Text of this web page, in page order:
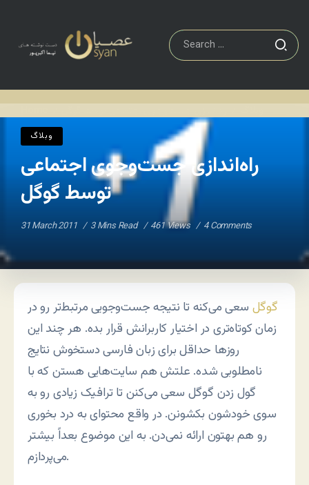
وبلاگ
راه‌اندازی جست‌وجوی اجتماعی
توسط گوگل
31 March 2011 3 Mins Read 461 Views 4 Comments
گوگل سعی می‌کنه تا نتیجه جست‌وجویی مرتبط‌تر رو در
زمان کوتاه‌تری در اختیار کاربرانش قرار بده. هر چند این
روزها حداقل برای زبان فارسی دستخوش نتایج
نامطلوبی شده. علتش هم سایت‌هایی هستن که با
گول زدن گوگل سعی می‌کنن تا ترافیک زیادی رو به
سوی خودشون بکشونن. در واقع محتوای به درد بخوری
رو هم بهتون ارائه نمی‌دن. به این موضوع بعداً بیشتر
می‌پردازم.